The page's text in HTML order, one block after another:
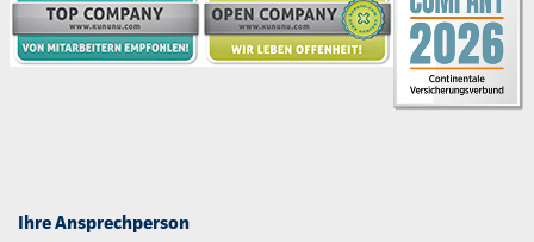
Ihre Ansprechperson